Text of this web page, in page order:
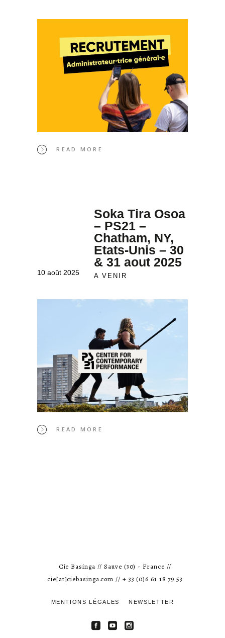
READ MORE
10 août 2025
Soka Tira Osoa
– PS21 –
Chatham, NY,
Etats-Unis – 30
& 31 aout 2025
A VENIR
READ MORE
Cie Basinga // Sauve (30) - France //
cie[at]ciebasinga.com // + 33 (0)6 61 18 79 53
MENTIONS LÉGALES NEWSLETTER